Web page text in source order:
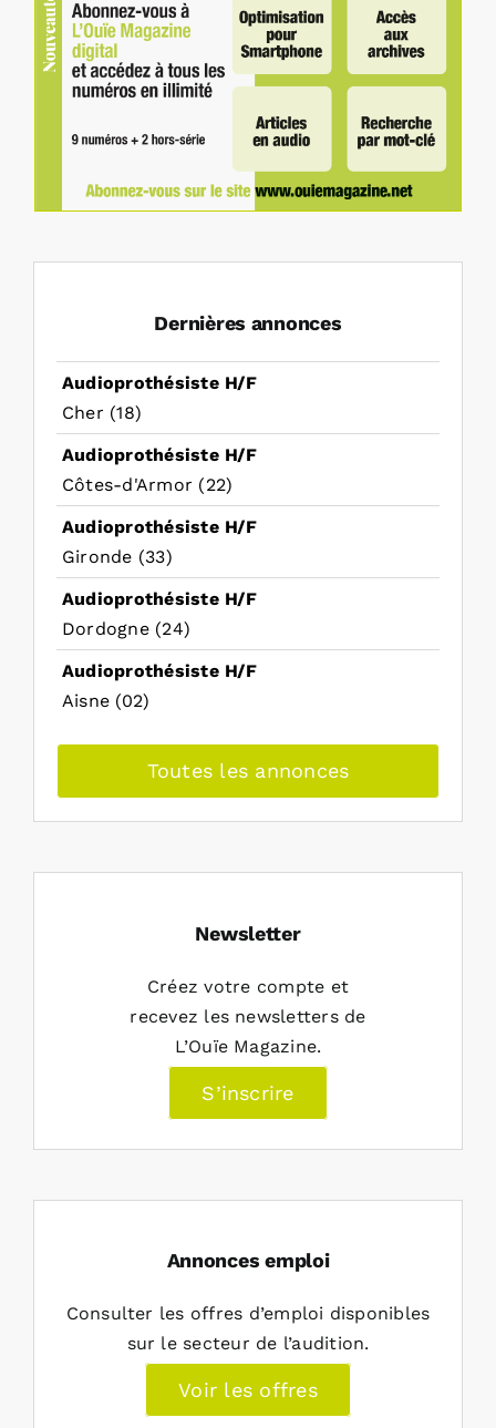
Dernières annonces
Audioprothésiste H/F
Cher (18)
Audioprothésiste H/F
Côtes-d'Armor (22)
Audioprothésiste H/F
Gironde (33)
Audioprothésiste H/F
Dordogne (24)
Audioprothésiste H/F
Aisne (02)
Toutes les annonces
Newsletter
Créez votre compte et
recevez les newsletters de
L’Ouïe Magazine.
S’inscrire
Annonces emploi
Consulter les offres d’emploi disponibles
sur le secteur de l’audition.
Voir les offres